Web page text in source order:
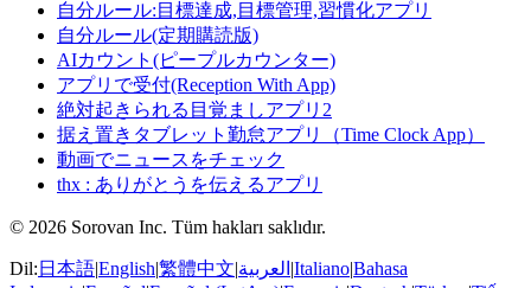
自分ルール:目標達成,目標管理,習慣化アプリ
自分ルール(定期購読版)
AIカウント(ピープルカウンター)
アプリで受付(Reception With App)
絶対起きられる目覚ましアプリ2
据え置きタブレット勤怠アプリ（Time Clock App）
動画でニュースをチェック
thx : ありがとうを伝えるアプリ
© 2026 Sorovan Inc. Tüm hakları saklıdır.
Dil: 日本語|English|繁體中文|العربية |Italiano|Bahasa